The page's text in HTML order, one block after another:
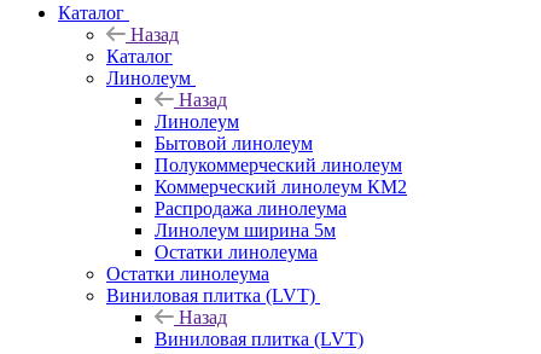
Каталог
Назад
Каталог
Линолеум
Назад
Линолеум
Бытовой линолеум
Полукоммерческий линолеум
Коммерческий линолеум КМ2
Распродажа линолеума
Линолеум ширина 5м
Остатки линолеума
Остатки линолеума
Виниловая плитка (LVT)
Назад
Виниловая плитка (LVT)